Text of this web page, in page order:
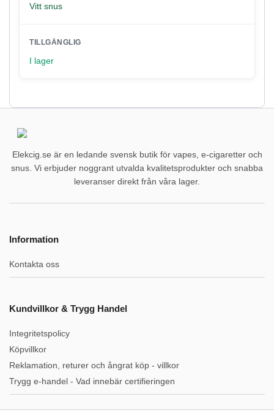
Vitt snus
TILLGÄNGLIG
I lager
Elekcig.se är en ledande svensk butik för vapes, e-cigaretter och
snus. Vi erbjuder noggrant utvalda kvalitetsprodukter och snabba
leveranser direkt från våra lager.
Information
Kontakta oss
Kundvillkor & Trygg Handel
Integritetspolicy
Köpvillkor
Reklamation, returer och ångrat köp - villkor
Trygg e-handel - Vad innebär certifieringen